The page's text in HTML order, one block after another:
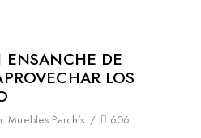
ENSANCHE DE
LOS
Muebles Parchís / 606